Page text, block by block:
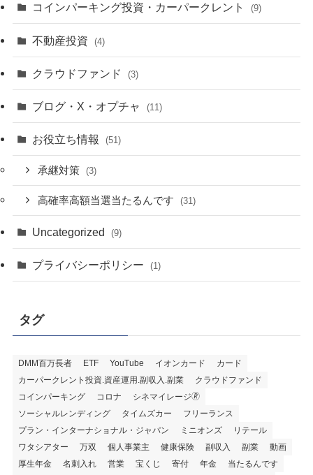
コインパーキング投資・カーパークレント (9)
不動産投資 (4)
クラウドファンド (3)
ブログ・X・オプチャ (11)
お役立ち情報 (51)
承継対策 (3)
高確率高額当選当たるんです (31)
Uncategorized (9)
プライバシーポリシー (1)
タグ
DMM百万長者 ETF YouTube イオンカード
カード
カーパークレント投資.資産運用.副収入.副業
クラウドファンド
コインパーキング
コロナ
シネマイレージ🄬
ソーシャルレンディング
タイムズカー
フリーランス
プラン・インターナショナル・ジャパン
ミニオンズ
リテール
ワタシアター
万双 個人事業主 健康保険 副収入 副業
動画
厚生年金
名刺入れ 営業 宝くじ 寄付 年金
当たるんです